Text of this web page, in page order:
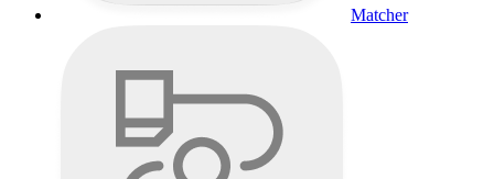
Matcher